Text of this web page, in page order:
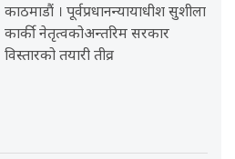
काठमाडौं । पूर्वप्रधानन्यायाधीश सुशीला
कार्की नेतृत्वकोअन्तरिम सरकार
विस्तारको तयारी तीव्र